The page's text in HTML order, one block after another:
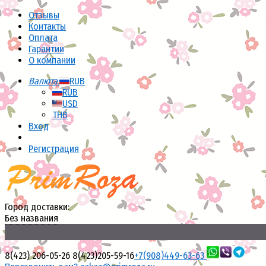
Отзывы
Контакты
Оплата
Гарантии
О компании
Валюта:
RUB
RUB
USD
THB
Вход
Регистрация
Город доставки:
Без названия
8(423) 206-05-26 8(423)205-59-16+7(908)449-63-63